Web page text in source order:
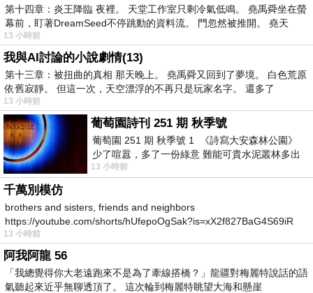
第十四章：炎王降臨 夜裡。 天堂工作室只剩冷氣低鳴。 堯禹舜坐在螢
幕前，盯著DreamSeed不停跳動的資料流。 門忽然被推開。 堯天
13 小時前
我與AI討論的小說劇情(13)
第十三章：被扭曲的真相 那天晚上。 堯禹舜又回到了夢境。 白色荒原
依舊寂靜。 但這一次，天空漂浮的不再只是玩家名字。 還多了
13 小時前
葡萄園詩刊 251 期 秋季號
葡萄園 251 期 秋季號 1 《詩寫大安森林公園》
少了喧囂，多了一份綠意 難能可貴水泥叢林多出
一
13 小時前
千萬別模仿
brothers and sisters, friends and neighbors
https://youtube.com/shorts/hUfepoOgSak?is=xX2f827BaG4S69iR
https
13 小時前
阿我阿龍 56
「我總覺得你大老遠跑來不是為了牽線搭橋？」龍疆對梅麗特說話的語
氣聽起來近乎無聊透頂了。 這次輪到梅麗特眺望大海和懸崖